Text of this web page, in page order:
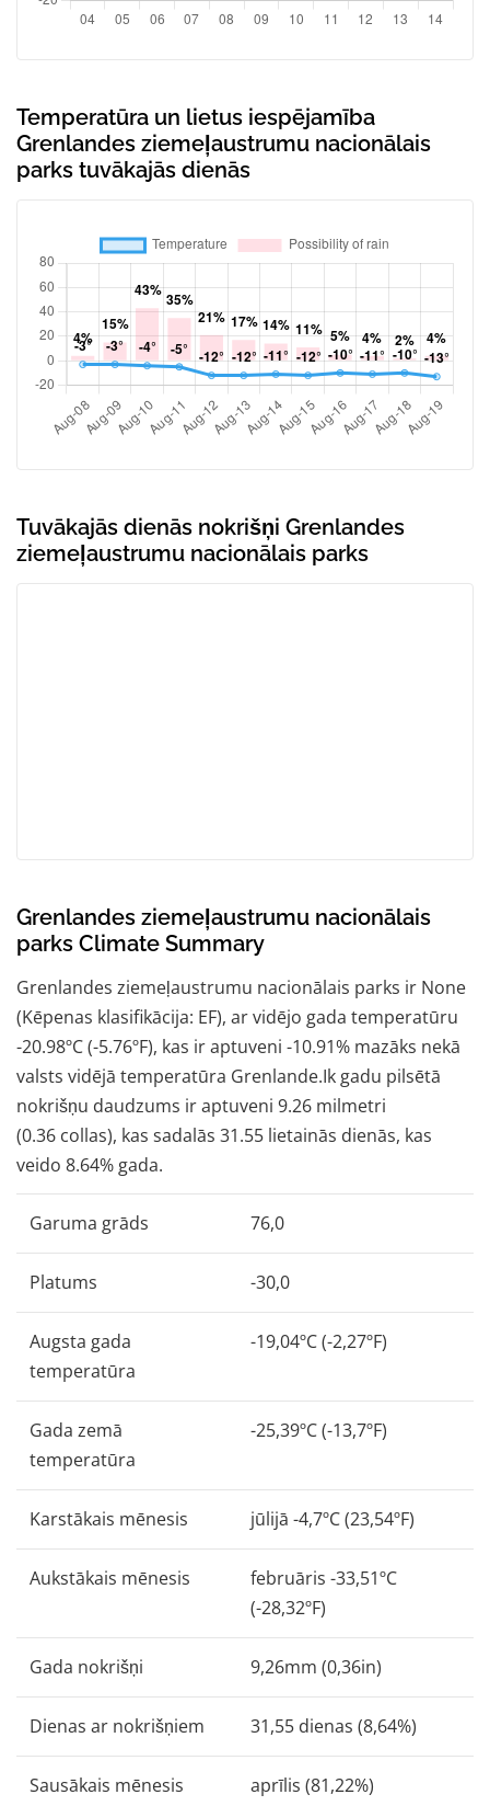
Temperatūra un lietus iespējamība
Grenlandes ziemeļaustrumu nacionālais
parks tuvākajās dienās
Tuvākajās dienās nokrišņi Grenlandes
ziemeļaustrumu nacionālais parks
Grenlandes ziemeļaustrumu nacionālais
parks Climate Summary
Grenlandes ziemeļaustrumu nacionālais parks ir None
(Kēpenas klasifikācija: EF), ar vidējo gada temperatūru
-20.98ºC (-5.76ºF), kas ir aptuveni -10.91% mazāks nekā
valsts vidējā temperatūra Grenlande.Ik gadu pilsētā
nokrišņu daudzums ir aptuveni 9.26 milmetri
(0.36 collas), kas sadalās 31.55 lietainās dienās, kas
veido 8.64% gada.
Garuma grāds 76,0
Platums -30,0
Augsta gada
temperatūra
-19,04ºC (-2,27ºF)
Gada zemā
temperatūra
-25,39ºC (-13,7ºF)
Karstākais mēnesis jūlijā -4,7ºC (23,54ºF)
Aukstākais mēnesis
februāris -33,51ºC
(-28,32ºF)
Gada nokrišņi 9,26mm (0,36in)
Dienas ar nokrišņiem 31,55 dienas (8,64%)
Sausākais mēnesis aprīlis (81,22%)